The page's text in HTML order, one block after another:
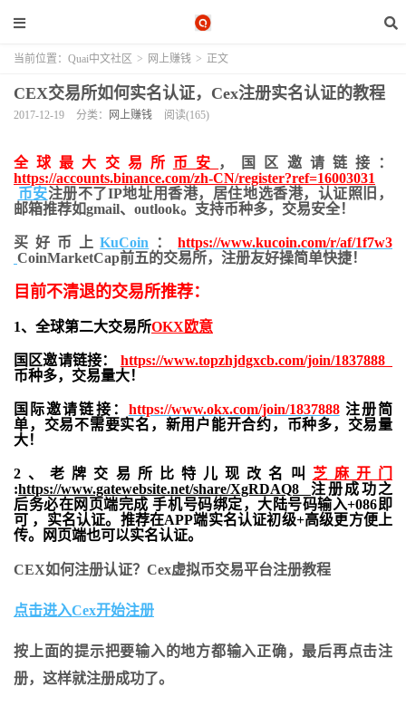
当前位置： Quai中文社区 > 网上赚钱 > 正文
CEX交易所如何实名认证，Cex注册实名认证的教程
2017-12-19 分类： 网上赚钱 阅读(165)
全球最大交易所 币安
，国区邀请链接：
https://accounts.binance.com/zh-CN/register?ref=16003031
币安注册不了IP地址用香港，居住地选香港，认证照旧，
邮箱推荐如gmail、outlook。支持币种多，交易安全！
买好币上KuCoin ：https://www.kucoin.com/r/af/1f7w3
CoinMarketCap前五的交易所，注册友好操简单快捷！
目前不清退的交易所推荐：
1、全球第二大交易所OKX欧意
国区邀请链接： https://www.topzhjdgxcb.com/join/1837888
币种多，交易量大！
国际邀请链接： https://www.okx.com/join/1837888注册简
单，交易不需要实名，新用户能开合约， 币种多，交易量
大！
2、老牌交易所比特儿现改名叫 芝麻开门
:https://www.gatewebsite.net/share/XgRDAQ8 注册成功之
后务必在网页端完成 手机号码绑定，大陆号码输入+086即
可 ，实名认证。推荐在APP端实名认证初级+高级更方便上
传。网页端也可以实名认证。
CEX如何注册认证？Cex虚拟币交易平台注册教程
点击进入Cex开始注册
按上面的提示把要输入的地方都输入正确，最后再点击注
册，这样就注册成功了。